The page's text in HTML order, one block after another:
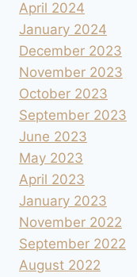
April 2024
January 2024
December 2023
November 2023
October 2023
September 2023
June 2023
May 2023
April 2023
January 2023
November 2022
September 2022
August 2022